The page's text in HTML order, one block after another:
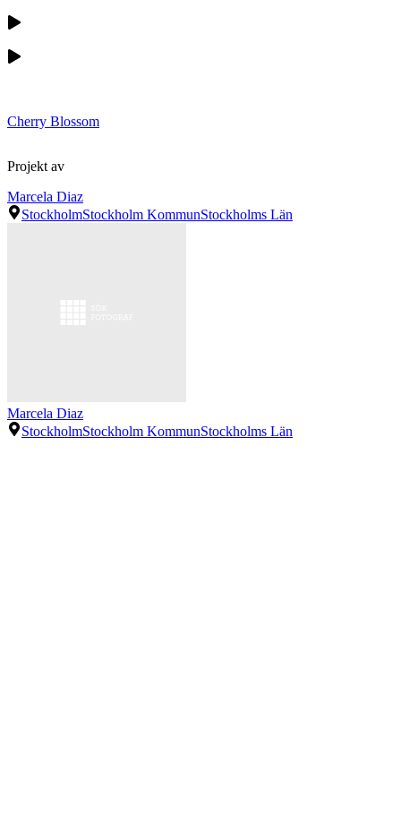
Cherry Blossom
Projekt av
Marcela Diaz
StockholmStockholm KommunStockholms Län
Marcela Diaz
StockholmStockholm KommunStockholms Län